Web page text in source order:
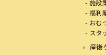
施設
福利
おむ
スタ
産後